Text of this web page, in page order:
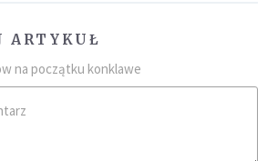
ARTYKUŁ
na początku konklawe